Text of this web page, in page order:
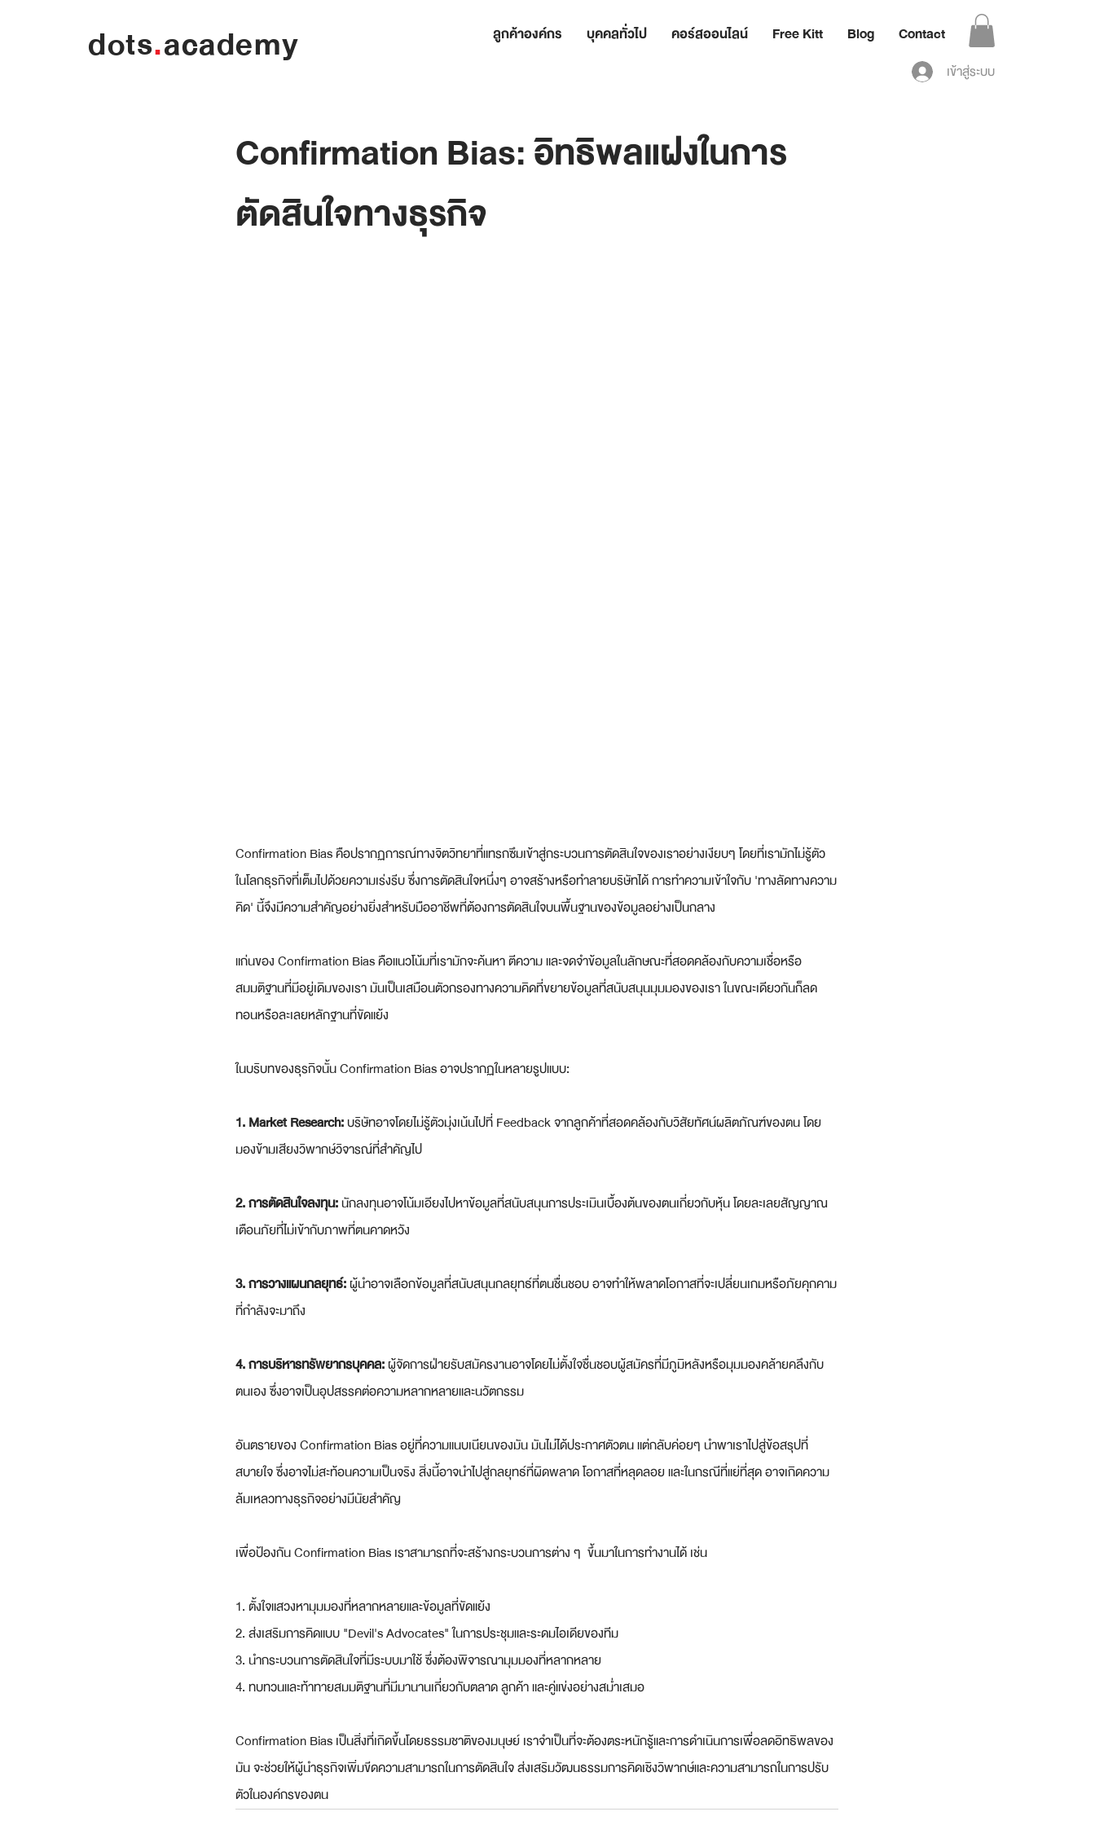
dots.academy ลูกค้าองค์กร บุคคลทั่วไป คอร์สออนไลน์ Free Kitt Blog Contact
เข้าสู่ระบบ
Confirmation Bias: อิทธิพลแฝงในการ
ตัดสินใจทางธุรกิจ
Confirmation Bias คือปรากฏการณ์ทางจิตวิทยาที่แทรกซึมเข้าสู่กระบวนการตัดสินใจของเราอย่างเงียบๆ โดยที่เรามักไม่รู้ตัว
ในโลกธุรกิจที่เต็มไปด้วยความเร่งรีบ ซึ่งการตัดสินใจหนึ่งๆ อาจสร้างหรือทำลายบริษัทได้ การทำความเข้าใจกับ 'ทางลัดทางความ
คิด' นี้จึงมีความสำคัญอย่างยิ่งสำหรับมืออาชีพที่ต้องการตัดสินใจบนพื้นฐานของข้อมูลอย่างเป็นกลาง
แก่นของ Confirmation Bias คือแนวโน้มที่เรามักจะค้นหา ตีความ และจดจำข้อมูลในลักษณะที่สอดคล้องกับความเชื่อหรือ
สมมติฐานที่มีอยู่เดิมของเรา มันเป็นเสมือนตัวกรองทางความคิดที่ขยายข้อมูลที่สนับสนุนมุมมองของเรา ในขณะเดียวกันก็ลด
ทอนหรือละเลยหลักฐานที่ขัดแย้ง
ในบริบทของธุรกิจนั้น Confirmation Bias อาจปรากฏในหลายรูปแบบ:
1. Market Research: บริษัทอาจโดยไม่รู้ตัวมุ่งเน้นไปที่ Feedback จากลูกค้าที่สอดคล้องกับวิสัยทัศน์ผลิตภัณฑ์ของตน โดย
มองข้ามเสียงวิพากษ์วิจารณ์ที่สำคัญไป
2. การตัดสินใจลงทุน: นักลงทุนอาจโน้มเอียงไปหาข้อมูลที่สนับสนุนการประเมินเบื้องต้นของตนเกี่ยวกับหุ้น โดยละเลยสัญญาณ
เตือนภัยที่ไม่เข้ากับภาพที่ตนคาดหวัง
3. การวางแผนกลยุทธ์: ผู้นำอาจเลือกข้อมูลที่สนับสนุนกลยุทธ์ที่ตนชื่นชอบ อาจทำให้พลาดโอกาสที่จะเปลี่ยนเกมหรือภัยคุกคาม
ที่กำลังจะมาถึง
4. การบริหารทรัพยากรบุคคล: ผู้จัดการฝ่ายรับสมัครงานอาจโดยไม่ตั้งใจชื่นชอบผู้สมัครที่มีภูมิหลังหรือมุมมองคล้ายคลึงกับ
ตนเอง ซึ่งอาจเป็นอุปสรรคต่อความหลากหลายและนวัตกรรม
อันตรายของ Confirmation Bias อยู่ที่ความแนบเนียนของมัน มันไม่ได้ประกาศตัวตน แต่กลับค่อยๆ นำพาเราไปสู่ข้อสรุปที่
สบายใจ ซึ่งอาจไม่สะท้อนความเป็นจริง สิ่งนี้อาจนำไปสู่กลยุทธ์ที่ผิดพลาด โอกาสที่หลุดลอย และในกรณีที่แย่ที่สุด อาจเกิดความ
ล้มเหลวทางธุรกิจอย่างมีนัยสำคัญ
เพื่อป้องกัน Confirmation Bias เราสามารถที่จะสร้างกระบวนการต่าง ๆ  ขึ้นมาในการทำงานได้ เช่น
1. ตั้งใจแสวงหามุมมองที่หลากหลายและข้อมูลที่ขัดแย้ง
2. ส่งเสริมการคิดแบบ "Devil's Advocates" ในการประชุมและระดมไอเดียของทีม
3. นำกระบวนการตัดสินใจที่มีระบบมาใช้ ซึ่งต้องพิจารณามุมมองที่หลากหลาย
4. ทบทวนและท้าทายสมมติฐานที่มีมานานเกี่ยวกับตลาด ลูกค้า และคู่แข่งอย่างสม่ำเสมอ
Confirmation Bias เป็นสิ่งที่เกิดขึ้นโดยธรรมชาติของมนุษย์ เราจำเป็นที่จะต้องตระหนักรู้และการดำเนินการเพื่อลดอิทธิพลของ
มัน จะช่วยให้ผู้นำธุรกิจเพิ่มขีดความสามารถในการตัดสินใจ ส่งเสริมวัฒนธรรมการคิดเชิงวิพากษ์และความสามารถในการปรับ
ตัวในองค์กรของตน